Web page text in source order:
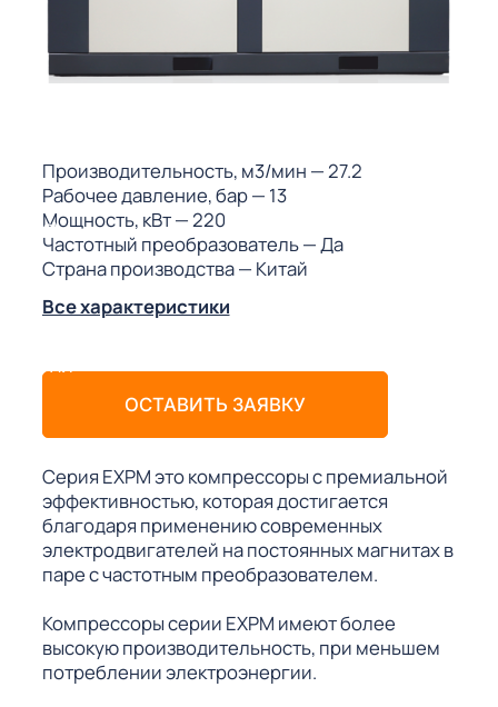
Производительность, м3/мин — 27.2
Рабочее давление, бар— 13
Мощность, кВт— 220
Частотный преобразователь— Да
Страна производства— Китай
Все характеристики
ОСТАВИТЬ ЗАЯВКУ
Серия EXPM это компрессоры с премиальной
эффективностью, которая достигается
благодаря применению современных
электродвигателей на постоянных магнитах в
паре с частотным преобразователем.
Компрессоры серии EXPM имеют более
высокую производительность, при меньшем
потреблении электроэнергии.
(МКС)